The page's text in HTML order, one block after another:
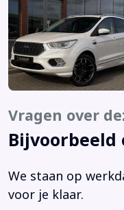
Apple Carplay/Android
Armsteun achter
Audio installatie
Autonomous
Bagagedek
Bestuurdersstoel in
Bi-xenon koplampen
Bluetooth
Boordcomputer
Vragen over
Bijvoorbeeld
We staan op
voor je klaar.